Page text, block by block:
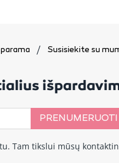
parama Susisiekite su
PRENUMERUOTI
Tam tikslui mūsų